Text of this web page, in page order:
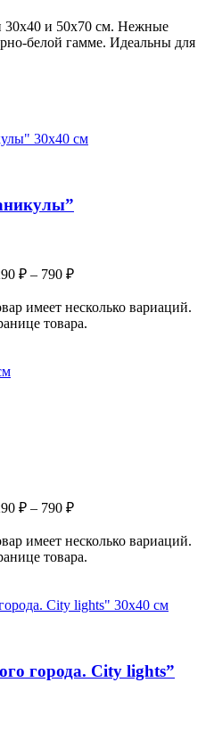
30х40 и 50х70 см. Нежные
белой гамме. Идеальны для
₽ – 790 ₽
имеет несколько вариаций.
товара.
₽ – 790 ₽
имеет несколько вариаций.
товара.
города. City lights”